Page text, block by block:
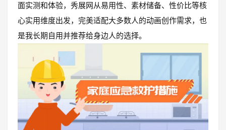
面实测和体验，秀展网从易用性、素材储备、性价比等核
心实用维度出发，完美适配大多数人的动画创作需求，也
是我长期自用并推荐给身边人的选择。